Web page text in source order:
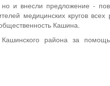
но и внесли предложение -
медицинских кругов всех
Кашина.
Кашинского района за